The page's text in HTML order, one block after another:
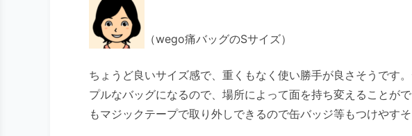
（wego痛バッグのSサイズ）
ちょうど良いサイズ感で、重くもなく使い勝手が良さそうです
プルなバッグになるので、場所によって面を持ち変えることが
もマジックテープで取り外しできるので缶バッジ等もつけやす